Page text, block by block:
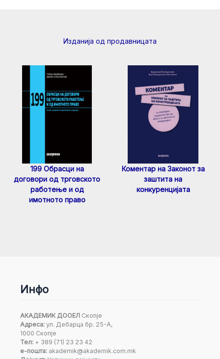
Изданија од продавницата
199 Обрасци на
договори од трговското
работење и од
имотното право
Коментар на Законот за
заштита на
конкуренцијата
Инфо
АКАДЕМИК ДООЕЛСкопје
Адреса:ул. Дебарца бр. 25-А,
1000 Скопје
Тел:+ 389 (71) 23 23 42
е-пошта:akademik@akademik.com.mk